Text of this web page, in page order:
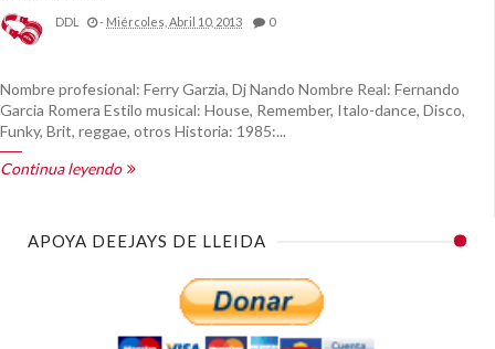
DDL - Miércoles, Abril 10, 2013 0
Nombre profesional: Ferry Garzia, Dj Nando Nombre Real: Fernando
Garcia Romera Estilo musical: House, Remember, Italo-dance, Disco,
Funky, Brit, reggae, otros Historia: 1985:...
Continua leyendo
APOYA DEEJAYS DE LLEIDA